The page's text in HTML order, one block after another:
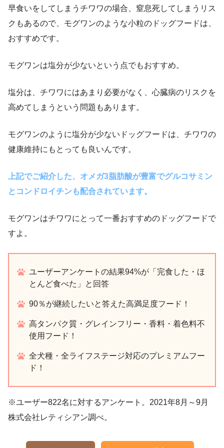
早食いをしてしまうチワワの場合、窒息死してしまうリス
クもあるので、モグワンのような小粒のドッグフードは、
おすすめです。
モグワンは塩分が少ないという点でもおすすめ。
塩分は、チワワにはあまり必要がなく、心臓病のリスクを
高めてしまうという問題もあります。
モグワンのように塩分が少ないドッグフードは、チワワの
健康維持にもとっても良いんです。
上記でご紹介した、オメガ3脂肪酸が豊富でグルコサミン
とコンドロイチンも配合されています。
モグワンはチワワにとって一番おすすめのドッグフードで
すよ。
ユーザーアンケートの結果94%が「完食した・ほ
とんど食べた」と回答
90％が継続したいと答えた高満足度フード！
高タンパク質・グレインフリー・香料・着色料不
使用フード！
全犬種・全ライフステージ対応のプレミアムフー
ド！
※ユーザー822名に対するアンケート。2021年8月～9月
株式会社レティシアン調べ。